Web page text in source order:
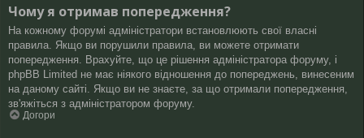
Чому я отримав попередження?
На кожному форумі адміністратори встановлюють свої власні
правила. Якщо ви порушили правила, ви можете отримати
попередження. Врахуйте, що це рішення адміністратора форуму, і
phpBB Limited не має ніякого відношення до попереджень, винесеним
на даному сайті. Якщо ви не знаєте, за що отримали попередження,
зв'яжіться з адміністратором форуму.
Догори